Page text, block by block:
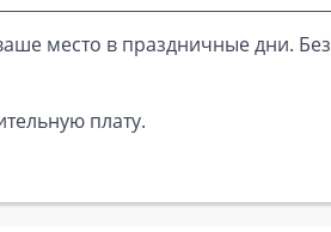
место в праздничные дни. Без
плату.